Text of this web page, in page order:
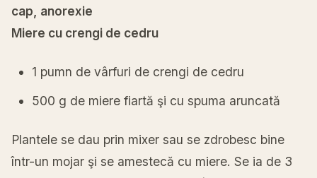
cap, anorexie
Miere cu crengi de cedru
1 pumn de vârfuri de crengi de cedru
500 g de miere fiartă şi cu spuma aruncată
Plantele se dau prin mixer sau se zdrobesc bine
într-un mojar şi se amestecă cu miere. Se ia de 3